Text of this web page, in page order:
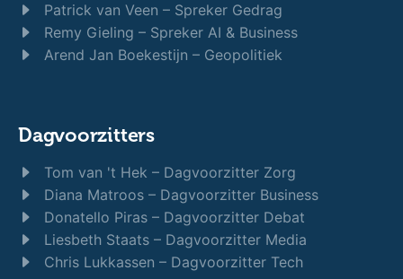
Patrick van Veen – Spreker Gedrag
Remy Gieling – Spreker AI & Business
Arend Jan Boekestijn – Geopolitiek
Dagvoorzitters
Tom van 't Hek – Dagvoorzitter Zorg
Diana Matroos – Dagvoorzitter Business
Donatello Piras – Dagvoorzitter Debat
Liesbeth Staats – Dagvoorzitter Media
Chris Lukkassen – Dagvoorzitter Tech